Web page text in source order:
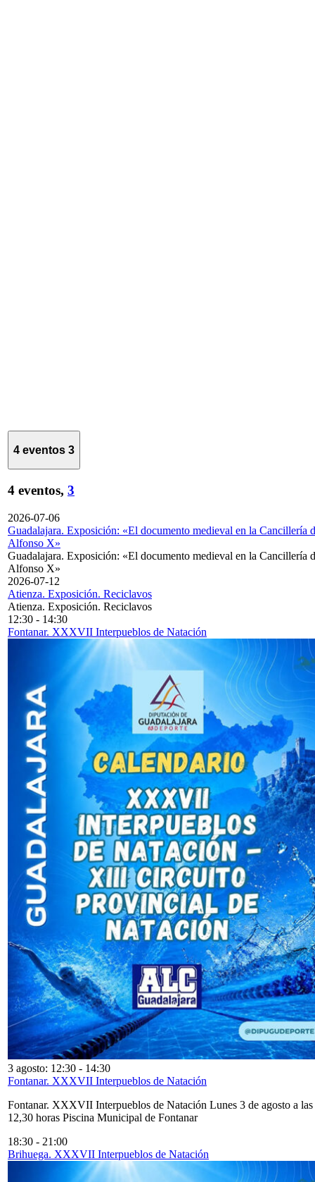
4 eventos 3
4 eventos, 3
2026-07-06
Guadalajara. Exposición: «El documento medieval en la Cancillería
Alfonso X»
Guadalajara. Exposición: «El documento medieval en la Cancillería
Alfonso X»
2026-07-12
Atienza. Exposición. Reciclavos
Atienza. Exposición. Reciclavos
12:30 - 14:30
Fontanar. XXXVII Interpueblos de Natación
3 agosto: 12:30 - 14:30
Fontanar. XXXVII Interpueblos de Natación
Fontanar. XXXVII Interpueblos de Natación Lunes 3 de agosto a las
12,30 horas Piscina Municipal de Fontanar
18:30 - 21:00
Brihuega. XXXVII Interpueblos de Natación